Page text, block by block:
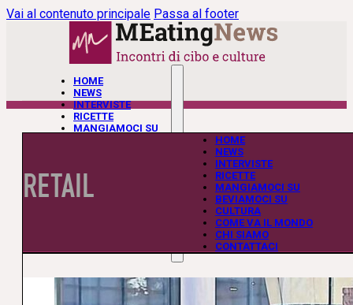
Vai al contenuto principale Passa al footer
HOME
NEWS
INTERVISTE
RICETTE
MANGIAMOCI SU
CHI SIAMO
HOME
NEWS
INTERVISTE
RICETTE
MANGIAMOCI SU
BEVIAMOCI SU
CULTURA
COME VA IL MONDO
CHI SIAMO
CONTATTACI
RETAIL